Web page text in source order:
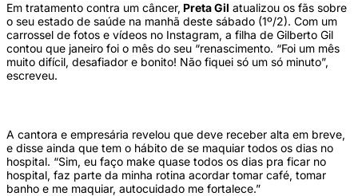
Em tratamento contra um câncer, Preta Gil atualizou os fãs sobre
o seu estado de saúde na manhã deste sábado (1º/2). Com um
carrossel de fotos e vídeos no Instagram, a filha de Gilberto Gil
contou que janeiro foi o mês do seu “renascimento. “Foi um mês
muito difícil, desafiador e bonito! Não fiquei só um só minuto”,
escreveu.
A cantora e empresária revelou que deve receber alta em breve,
e disse ainda que tem o hábito de se maquiar todos os dias no
hospital. “Sim, eu faço make quase todos os dias pra ficar no
hospital, faz parte da minha rotina acordar tomar café, tomar
banho e me maquiar, autocuidado me fortalece.”